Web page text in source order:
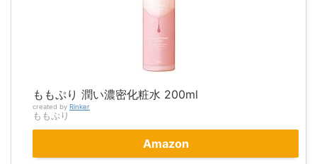
ももぷり 潤い濃密化粧水 200ml
created by Rinker
ももぷり
Amazon